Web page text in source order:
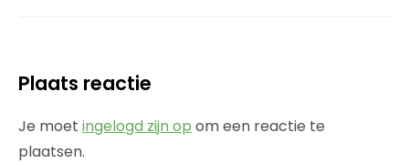
Plaats reactie
Je moet ingelogd zijn op om een reactie te
plaatsen.